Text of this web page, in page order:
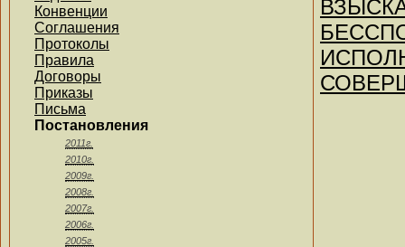
Конвенции
Соглашения
Протоколы
Правила
Договоры
Приказы
Письма
Постановления
2011г.
2010г.
2009г.
2008г.
2007г.
2006г.
2005г.